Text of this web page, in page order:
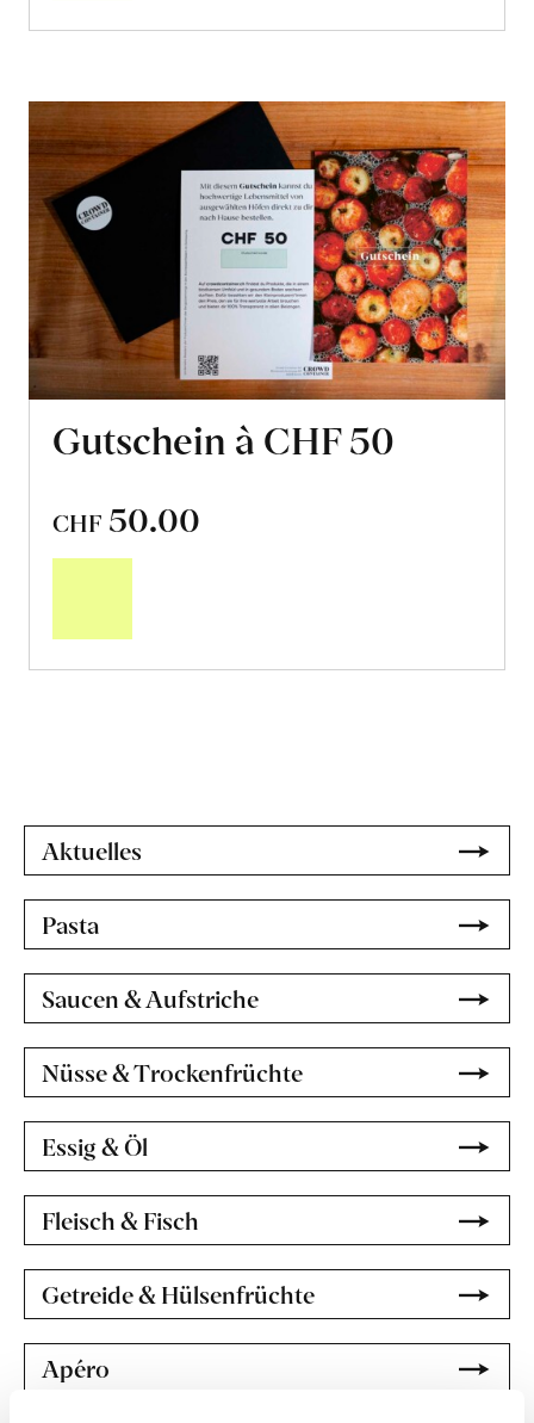
Gutschein à CHF 50
CHF 50.00
Aktuelles
Pasta
Saucen & Aufstriche
Nüsse & Trockenfrüchte
Essig & Öl
Fleisch & Fisch
Getreide & Hülsenfrüchte
Apéro